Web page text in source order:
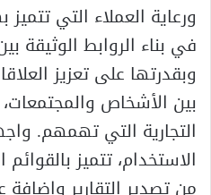
في بناء الروابط الوثيقة
وبقدرتها على تعزيز
بين الأشخاص
التجارية التي تهمهم.
الاستخدام، تتميز